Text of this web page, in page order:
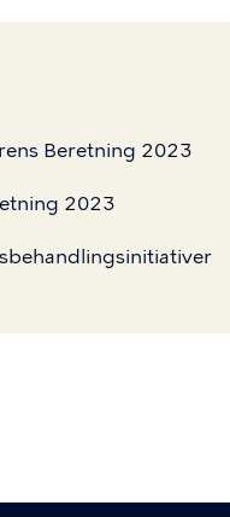
Beretning 2023
2023